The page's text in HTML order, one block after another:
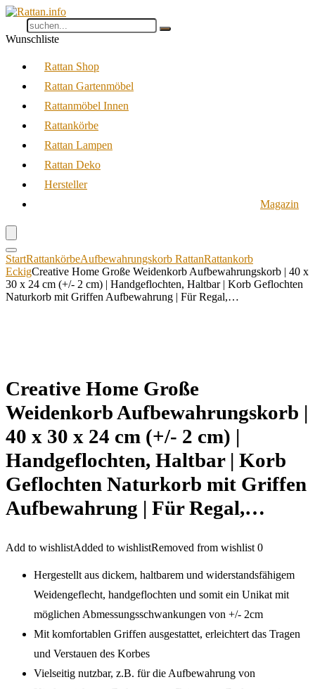
Wunschliste
Rattan Shop
Rattan Gartenmöbel
Rattanmöbel Innen
Rattankörbe
Rattan Lampen
Rattan Deko
Hersteller
Magazin
StartRattankörbeAufbewahrungskorb RattanRattankorb
EckigCreative Home Große Weidenkorb Aufbewahrungskorb | 40 x
30 x 24 cm (+/- 2 cm) | Handgeflochten, Haltbar | Korb Geflochten
Naturkorb mit Griffen Aufbewahrung | Für Regal,…
Creative Home Große
Weidenkorb Aufbewahrungskorb |
40 x 30 x 24 cm (+/- 2 cm) |
Handgeflochten, Haltbar | Korb
Geflochten Naturkorb mit Griffen
Aufbewahrung | Für Regal,…
Add to wishlistAdded to wishlistRemoved from wishlist 0
Hergestellt aus dickem, haltbarem und widerstandsfähigem
Weidengeflecht, handgeflochten und somit ein Unikat mit
möglichen Abmessungsschwankungen von +/- 2cm
Mit komfortablen Griffen ausgestattet, erleichtert das Tragen
und Verstauen des Korbes
Vielseitig nutzbar, z.B. für die Aufbewahrung von